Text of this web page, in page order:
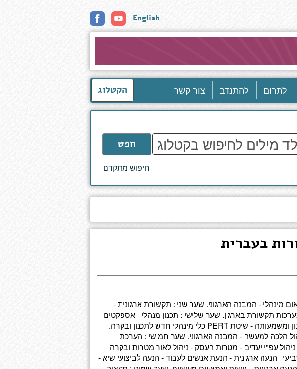
English
לתרום להתנדב צור קשר הקטלוג
חפש
חיפוש מתקדם
בעברית
מינהלי - המבנה הארגוני. שער שני : תקשורת ארגונית -
תקשורת בארגון. שער שלישי : תכנון מנהלי - אספקטים
בתיאוריה של תכנון - הגדרת תכנון ומשמעותה - שיטת PERT כלי מינהלי חדש לתכנון ובקרה.
הלכה למעשה - המבנה הארגוני. שער חמישי : הערכת
עפ"י יעדים - מטרות העסק - ניהול לאור מטרות ובקרה
: הנעה ארגונית - הנעת אנשים לעבוד - הנעה לביצועי שיא -